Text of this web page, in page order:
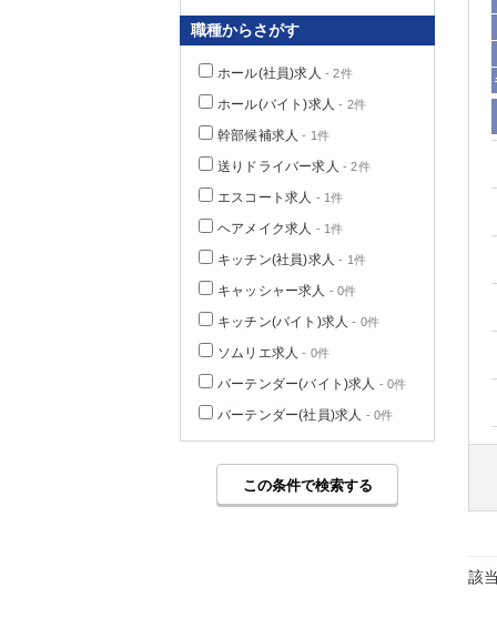
該
職種からさがす
ホール(社員)求人 - 2件
ホール(バイト)求人 - 2件
幹部候補求人 - 1件
送りドライバー求人 - 2件
エスコート求人 - 1件
ヘアメイク求人 - 1件
キッチン(社員)求人 - 1件
キャッシャー求人 - 0件
キッチン(バイト)求人 - 0件
ソムリエ求人 - 0件
バーテンダー(バイト)求人 - 0件
バーテンダー(社員)求人 - 0件
この条件で検索する